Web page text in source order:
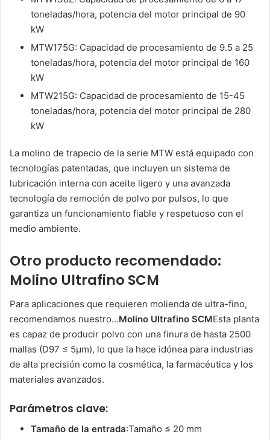
toneladas/hora, potencia del motor principal de 90
kW
MTW175G: Capacidad de procesamiento de 9.5 a 25
toneladas/hora, potencia del motor principal de 160
kW
MTW215G: Capacidad de procesamiento de 15-45
toneladas/hora, potencia del motor principal de 280
kW
La molino de trapecio de la serie MTW está equipado con
tecnologías patentadas, que incluyen un sistema de
lubricación interna con aceite ligero y una avanzada
tecnología de remoción de polvo por pulsos, lo que
garantiza un funcionamiento fiable y respetuoso con el
medio ambiente.
Otro producto recomendado:
Molino Ultrafino SCM
Para aplicaciones que requieren molienda de ultra-fino,
recomendamos nuestro…Molino Ultrafino SCMEsta planta
es capaz de producir polvo con una finura de hasta 2500
mallas (D97 ≤ 5μm), lo que la hace idónea para industrias
de alta precisión como la cosmética, la farmacéutica y los
materiales avanzados.
Parámetros clave:
Tamaño de la entrada:Tamaño ≤ 20 mm